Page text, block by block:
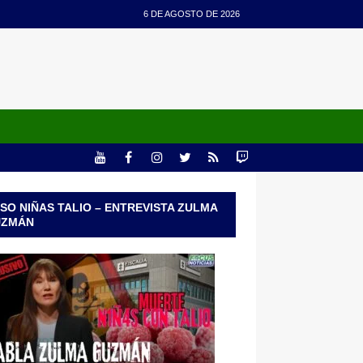
6 DE AGOSTO DE 2026
NIÑAS TALIO – ENTREVISTA ZULMA